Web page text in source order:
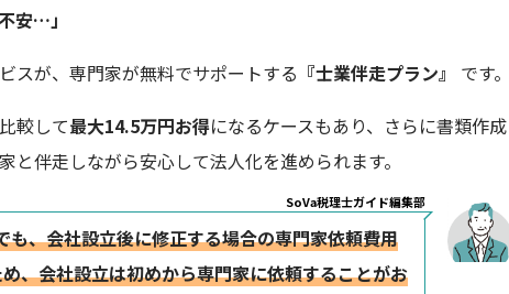
安…」
スが、専門家が無料でサポートする 『士業伴走プラン』
です。
較して最大14.5万円お得になるケースもあり、さらに書類作成
と伴走しながら安心して法人化を進められます。
SoVa税理士ガイド編集部
も、会社設立後に修正する場合の専門家依頼費用
、会社設立は初めから専門家に依頼することがお